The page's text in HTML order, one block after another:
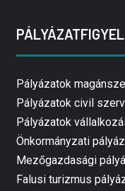
Pályázatok
Pályázatok civil
Pályázatok
Önkormányzati
Mezőgazdasági
Falusi turizmus